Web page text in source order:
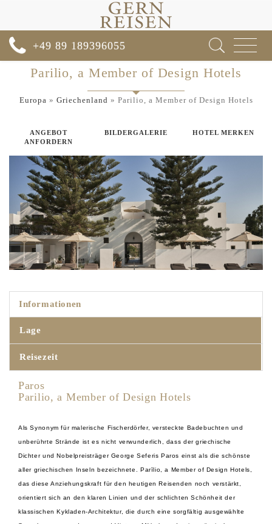
Toggle
+49 89 189396055
Parilio, a Member of Design Hotels
Europa » Griechenland » Parilio, a Member of Design Hotels
ANGEBOT
ANFORDERN
BILDERGALERIE HOTEL MERKEN
Informationen
Lage
Reisezeit
Paros
Parilio, a Member of Design Hotels
Als Synonym für malerische Fischerdörfer, versteckte Badebuchten und
unberührte Strände ist es nicht verwunderlich, dass der griechische
Dichter und Nobelpreisträger George Seferis Paros einst als die schönste
aller griechischen Inseln bezeichnete. Parīlio, a Member of Design Hotels,
das diese Anziehungskraft für den heutigen Reisenden noch verstärkt,
orientiert sich an den klaren Linien und der schlichten Schönheit der
klassischen Kykladen-Architektur, die durch eine sorgfältig ausgewählte